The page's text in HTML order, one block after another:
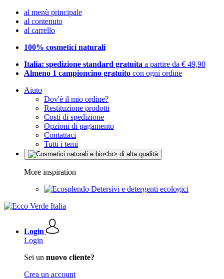
al menù principale
al contenuto
al carrello
100% cosmetici naturali
Italia: spedizione standard gratuita a partire da € 49,90
Almeno 1 campioncino gratuito con ogni ordine
Aiuto
Dov'è il mio ordine?
Restituzione prodotti
Costi di spedizione
Opzioni di pagamento
Contattaci
Tutti i temi
More inspiration
Detersivi e detergenti ecologici
Login
Login
Sei un nuovo cliente?
Crea un account